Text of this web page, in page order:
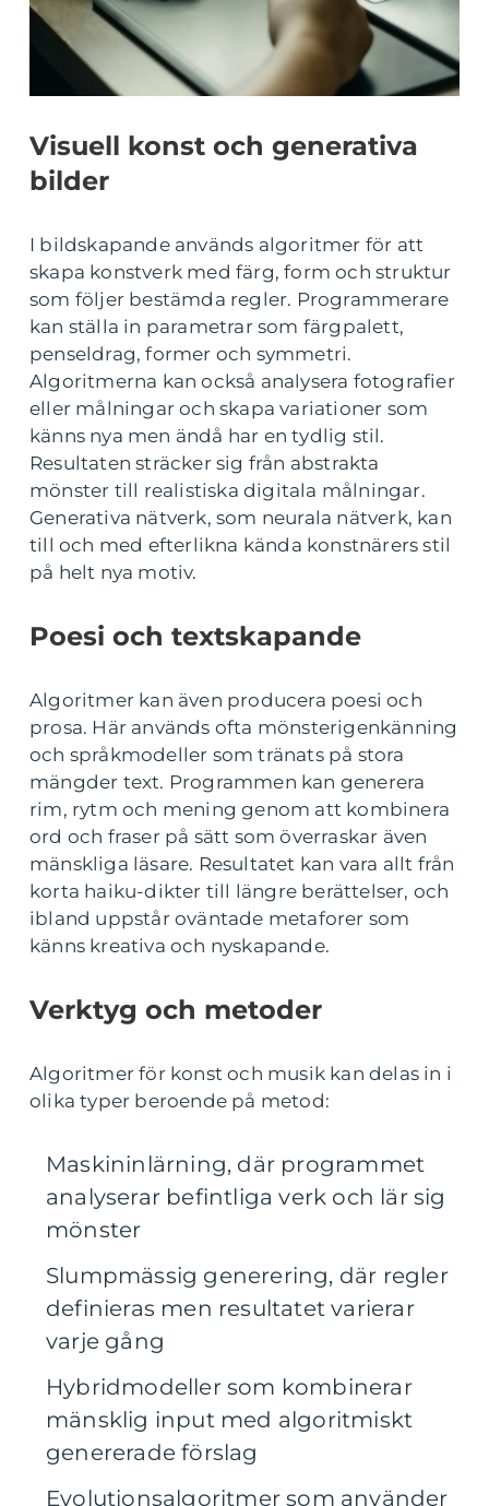
Visuell konst och generativa
bilder
I bildskapande används algoritmer för att
skapa konstverk med färg, form och struktur
som följer bestämda regler. Programmerare
kan ställa in parametrar som färgpalett,
penseldrag, former och symmetri.
Algoritmerna kan också analysera fotografier
eller målningar och skapa variationer som
känns nya men ändå har en tydlig stil.
Resultaten sträcker sig från abstrakta
mönster till realistiska digitala målningar.
Generativa nätverk, som neurala nätverk, kan
till och med efterlikna kända konstnärers stil
på helt nya motiv.
Poesi och textskapande
Algoritmer kan även producera poesi och
prosa. Här används ofta mönsterigenkänning
och språkmodeller som tränats på stora
mängder text. Programmen kan generera
rim, rytm och mening genom att kombinera
ord och fraser på sätt som överraskar även
mänskliga läsare. Resultatet kan vara allt från
korta haiku-dikter till längre berättelser, och
ibland uppstår oväntade metaforer som
känns kreativa och nyskapande.
Verktyg och metoder
Algoritmer för konst och musik kan delas in i
olika typer beroende på metod:
Maskininlärning, där programmet
analyserar befintliga verk och lär sig
mönster
Slumpmässig generering, där regler
definieras men resultatet varierar
varje gång
Hybridmodeller som kombinerar
mänsklig input med algoritmiskt
genererade förslag
Evolutionsalgoritmer som använder